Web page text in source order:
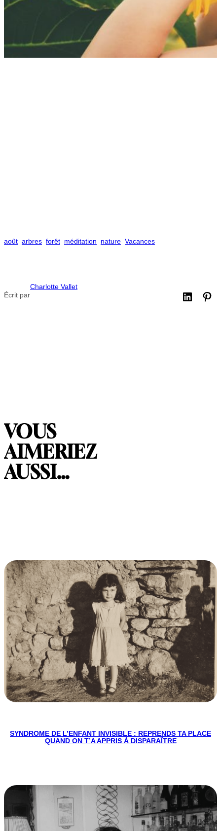
août arbres forêt méditation nature Vacances
Écrit par
Charlotte Vallet
VOUS
AIMERIEZ
AUSSI…
SYNDROME DE L’ENFANT INVISIBLE : REPRENDS TA PLACE
QUAND ON T’A APPRIS À DISPARAÎTRE